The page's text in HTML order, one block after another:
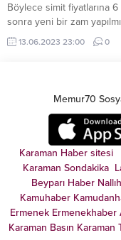
Böylece simit fiyatlarına 6
sonra yeni bir zam
13.06.2023 23:00 0
Memur70
Karaman Haber sitesi
Karaman Sondakika
Beyparı Haber
Kamuhaber
Ermenek Ermenekhaber
Karaman Basın Karaman